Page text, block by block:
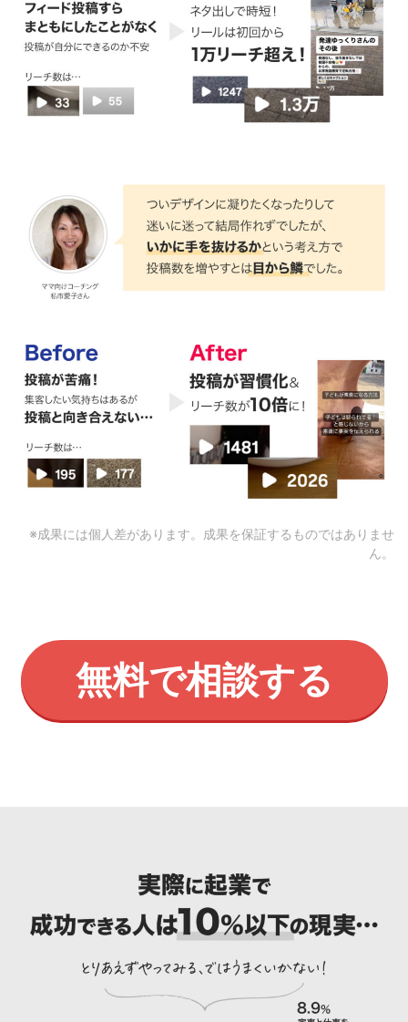
※成果には個人差があります。成果を保証するものではありませ
ん。
無料で相談する